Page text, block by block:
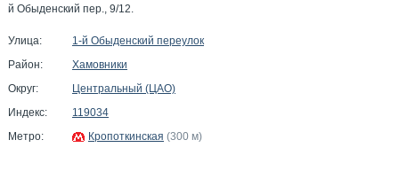
й Обыденский пер., 9/12.
Улица:
1-й Обыденский переулок
Район:
Хамовники
Округ:
Центральный (ЦАО)
Индекс:
119034
Метро:
Кропоткинская (300 м)